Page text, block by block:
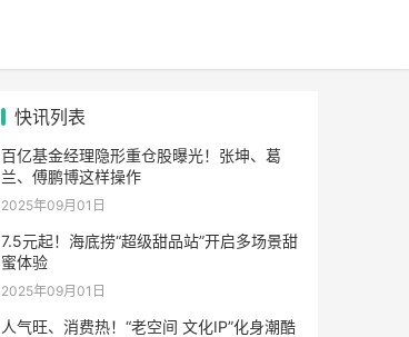
快讯列表
百亿基金经理隐形重仓股曝光！张坤、葛
兰、傅鹏博这样操作
2025年09月01日
7.5元起！海底捞“超级甜品站”开启多场景甜
蜜体验
2025年09月01日
人气旺、消费热！“老空间 文化IP”化身潮酷